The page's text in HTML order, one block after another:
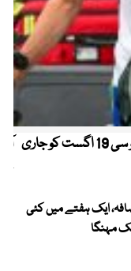
کیریبین پریمیئر لیگ ، قومی کرکٹرز کو این او سی 19 اگست کو جاری
ایک ہفتے میں کئی